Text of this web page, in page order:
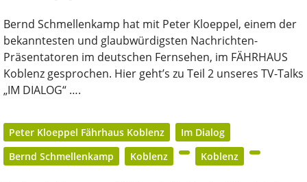
Bernd Schmellenkamp hat mit Peter Kloeppel, einem der
bekanntesten und glaubwürdigsten Nachrichten-
Präsentatoren im deutschen Fernsehen, im FÄHRHAUS
Koblenz gesprochen. Hier geht’s zu Teil 2 unseres TV-Talks
„IM DIALOG“ ….
Peter Kloeppel Fährhaus Koblenz
Im Dialog
Bernd Schmellenkamp
Koblenz Koblenz